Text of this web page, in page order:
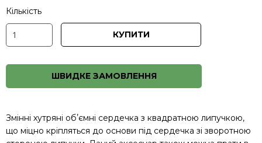
Кількість
КУПИТИ
ШВИДКЕ ЗАМОВЛЕННЯ
Змінні хутряні обʼємні сердечка з квадратною липучкою,
що міцно кріпляться до основи під сердечка зі зворотною